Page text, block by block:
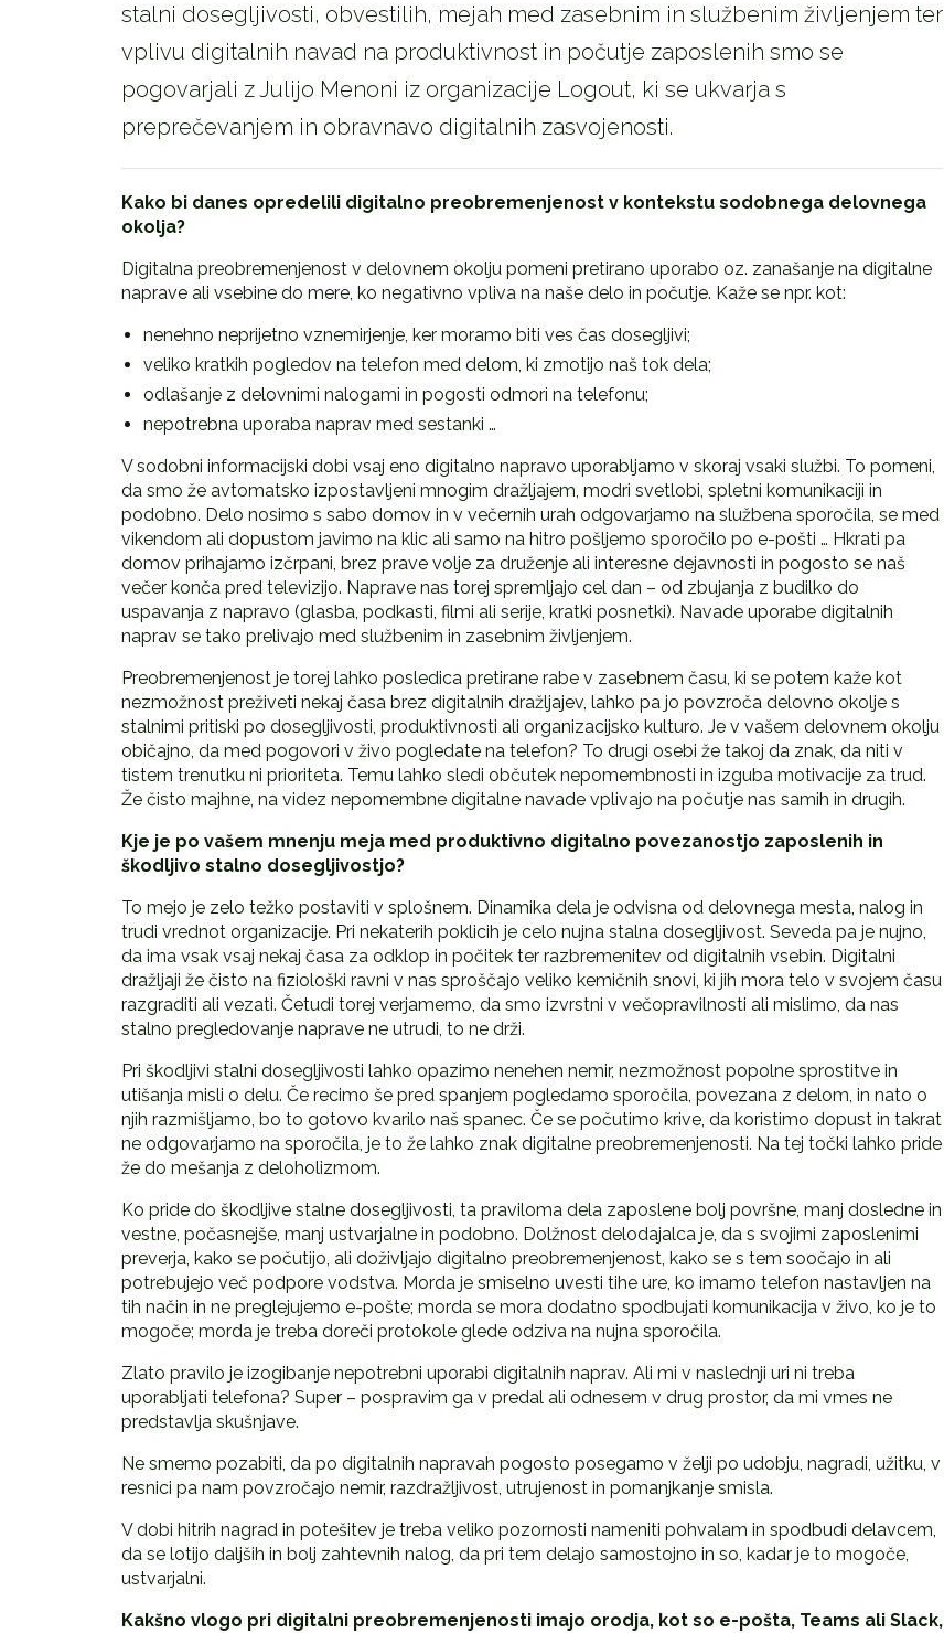
stalni dosegljivosti, obvestilih, mejah med zasebnim in službenim življenjem ter
vplivu digitalnih navad na produktivnost in počutje zaposlenih smo se
pogovarjali z Julijo Menoni iz organizacije Logout, ki se ukvarja s
preprečevanjem in obravnavo digitalnih zasvojenosti.
Kako bi danes opredelili digitalno preobremenjenost v kontekstu sodobnega delovnega
okolja?
Digitalna preobremenjenost v delovnem okolju pomeni pretirano uporabo oz. zanašanje na digitalne
naprave ali vsebine do mere, ko negativno vpliva na naše delo in počutje. Kaže se npr. kot:
nenehno neprijetno vznemirjenje, ker moramo biti ves čas dosegljivi;
veliko kratkih pogledov na telefon med delom, ki zmotijo naš tok dela;
odlašanje z delovnimi nalogami in pogosti odmori na telefonu;
nepotrebna uporaba naprav med sestanki …
V sodobni informacijski dobi vsaj eno digitalno napravo uporabljamo v skoraj vsaki službi. To pomeni,
da smo že avtomatsko izpostavljeni mnogim dražljajem, modri svetlobi, spletni komunikaciji in
podobno. Delo nosimo s sabo domov in v večernih urah odgovarjamo na službena sporočila, se med
vikendom ali dopustom javimo na klic ali samo na hitro pošljemo sporočilo po e-pošti … Hkrati pa
domov prihajamo izčrpani, brez prave volje za druženje ali interesne dejavnosti in pogosto se naš
večer konča pred televizijo. Naprave nas torej spremljajo cel dan – od zbujanja z budilko do
uspavanja z napravo (glasba, podkasti, filmi ali serije, kratki posnetki). Navade uporabe digitalnih
naprav se tako prelivajo med službenim in zasebnim življenjem.
Preobremenjenost je torej lahko posledica pretirane rabe v zasebnem času, ki se potem kaže kot
nezmožnost preživeti nekaj časa brez digitalnih dražljajev, lahko pa jo povzroča delovno okolje s
stalnimi pritiski po dosegljivosti, produktivnosti ali organizacijsko kulturo. Je v vašem delovnem okolju
običajno, da med pogovori v živo pogledate na telefon? To drugi osebi že takoj da znak, da niti v
tistem trenutku ni prioriteta. Temu lahko sledi občutek nepomembnosti in izguba motivacije za trud.
Že čisto majhne, na videz nepomembne digitalne navade vplivajo na počutje nas samih in drugih.
Kje je po vašem mnenju meja med produktivno digitalno povezanostjo zaposlenih in
škodljivo stalno dosegljivostjo?
To mejo je zelo težko postaviti v splošnem. Dinamika dela je odvisna od delovnega mesta, nalog in
trudi vrednot organizacije. Pri nekaterih poklicih je celo nujna stalna dosegljivost. Seveda pa je nujno,
da ima vsak vsaj nekaj časa za odklop in počitek ter razbremenitev od digitalnih vsebin. Digitalni
dražljaji že čisto na fiziološki ravni v nas sproščajo veliko kemičnih snovi, ki jih mora telo v svojem času
razgraditi ali vezati. Četudi torej verjamemo, da smo izvrstni v večopravilnosti ali mislimo, da nas
stalno pregledovanje naprave ne utrudi, to ne drži.
Pri škodljivi stalni dosegljivosti lahko opazimo nenehen nemir, nezmožnost popolne sprostitve in
utišanja misli o delu. Če recimo še pred spanjem pogledamo sporočila, povezana z delom, in nato o
njih razmišljamo, bo to gotovo kvarilo naš spanec. Če se počutimo krive, da koristimo dopust in takrat
ne odgovarjamo na sporočila, je to že lahko znak digitalne preobremenjenosti. Na tej točki lahko pride
že do mešanja z deloholizmom.
Ko pride do škodljive stalne dosegljivosti, ta praviloma dela zaposlene bolj površne, manj dosledne in
vestne, počasnejše, manj ustvarjalne in podobno. Dolžnost delodajalca je, da s svojimi zaposlenimi
preverja, kako se počutijo, ali doživljajo digitalno preobremenjenost, kako se s tem soočajo in ali
potrebujejo več podpore vodstva. Morda je smiselno uvesti tihe ure, ko imamo telefon nastavljen na
tih način in ne preglejujemo e-pošte; morda se mora dodatno spodbujati komunikacija v živo, ko je to
mogoče; morda je treba doreči protokole glede odziva na nujna sporočila.
Zlato pravilo je izogibanje nepotrebni uporabi digitalnih naprav. Ali mi v naslednji uri ni treba
uporabljati telefona? Super – pospravim ga v predal ali odnesem v drug prostor, da mi vmes ne
predstavlja skušnjave.
Ne smemo pozabiti, da po digitalnih napravah pogosto posegamo v želji po udobju, nagradi, užitku, v
resnici pa nam povzročajo nemir, razdražljivost, utrujenost in pomanjkanje smisla.
V dobi hitrih nagrad in potešitev je treba veliko pozornosti nameniti pohvalam in spodbudi delavcem,
da se lotijo daljših in bolj zahtevnih nalog, da pri tem delajo samostojno in so, kadar je to mogoče,
ustvarjalni.
Kakšno vlogo pri digitalni preobremenjenosti imajo orodja, kot so e-pošta, Teams ali Slack,